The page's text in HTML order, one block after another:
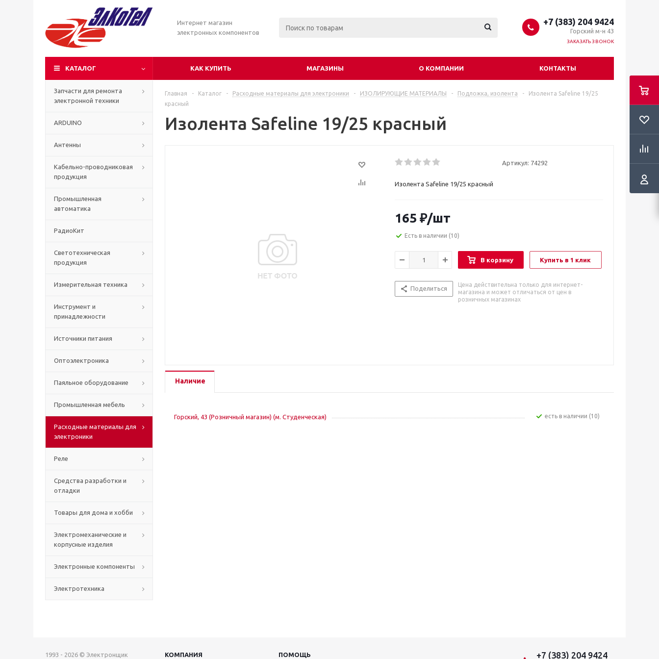
Интернет магазин
электронных компонентов
+7 (383) 204 9424
Горский м-н 43
ЗАКАЗАТЬ ЗВОНОК
КАТАЛОГ КАК КУПИТЬ МАГАЗИНЫ О КОМПАНИИ КОНТАКТЫ
Запчасти для ремонта
электронной техники
ARDUINO
Антенны
Кабельно-проводниковая
продукция
Промышленная
автоматика
РадиоКит
Светотехническая
продукция
Измерительная техника
Инструмент и
принадлежности
Источники питания
Оптоэлектроника
Паяльное оборудование
Промышленная мебель
Расходные материалы для
электроники
Реле
Средства разработки и
отладки
Товары для дома и хобби
Электромеханические и
корпусные изделия
Электронные компоненты
Электротехника
Главная - Каталог - Расходные материалы для электроники - ИЗОЛИРУЮЩИЕ МАТЕРИАЛЫ - Подложка, изолента -
Изолента Safeline 19/25
красный
Изолента Safeline 19/25 красный
Артикул: 74292
Изолента Safeline 19/25 красный
165 ₽/шт
Есть в наличии (10)
В корзину Купить в 1 клик
Поделиться
Цена действительна только для интернет-
магазина и может отличаться от цен в
розничных магазинах
Наличие
Горский, 43 (Розничный магазин) (м. Студенческая) Есть в наличии (10)
1993 - 2026 © Электронщик КОМПАНИЯ ПОМОЩЬ +7 (383) 204 9424